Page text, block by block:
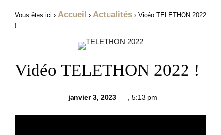
Vous êtes ici › Accueil › Actualités › Vidéo TELETHON 2022
!
Vidéo TELETHON 2022 !
janvier 3, 2023 5:13 pm